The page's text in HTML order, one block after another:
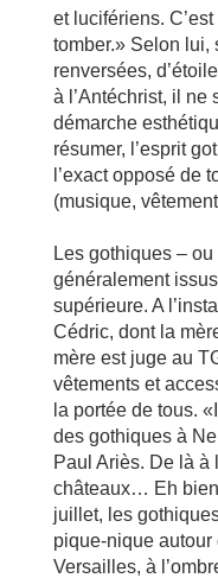
et lucifériens.
tomber.» Selon lui,
renversées,
à l’Antéchrist, il ne
démarche
résumer, l’esprit
l’exact opposé de
(musique,
Les gothiques –
généralement
supérieure. A
Cédric, dont la
mère est juge au
vêtements et
la portée de tous.
des gothiques à
Paul Ariès. De là à
châteaux… Eh bien
juillet, les
pique-nique
Versailles, à